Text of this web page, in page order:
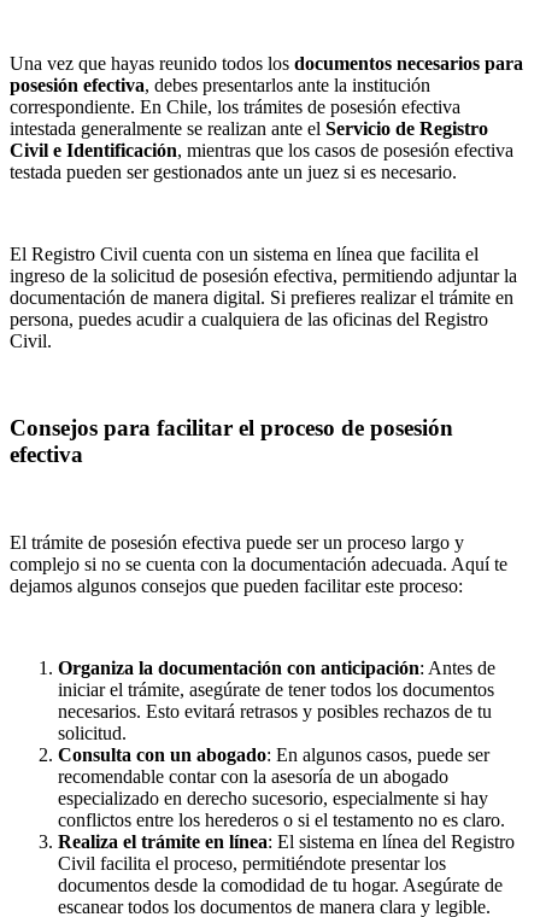
Una vez que hayas reunido todos los documentos necesarios para
posesión efectiva, debes presentarlos ante la institución
correspondiente. En Chile, los trámites de posesión efectiva
intestada generalmente se realizan ante el Servicio de Registro
Civil e Identificación, mientras que los casos de posesión efectiva
testada pueden ser gestionados ante un juez si es necesario.
El Registro Civil cuenta con un sistema en línea que facilita el
ingreso de la solicitud de posesión efectiva, permitiendo adjuntar la
documentación de manera digital. Si prefieres realizar el trámite en
persona, puedes acudir a cualquiera de las oficinas del Registro
Civil.
Consejos para facilitar el proceso de posesión
efectiva
El trámite de posesión efectiva puede ser un proceso largo y
complejo si no se cuenta con la documentación adecuada. Aquí te
dejamos algunos consejos que pueden facilitar este proceso:
Organiza la documentación con anticipación: Antes de
iniciar el trámite, asegúrate de tener todos los documentos
necesarios. Esto evitará retrasos y posibles rechazos de tu
solicitud.
Consulta con un abogado: En algunos casos, puede ser
recomendable contar con la asesoría de un abogado
especializado en derecho sucesorio, especialmente si hay
conflictos entre los herederos o si el testamento no es claro.
Realiza el trámite en línea: El sistema en línea del Registro
Civil facilita el proceso, permitiéndote presentar los
documentos desde la comodidad de tu hogar. Asegúrate de
escanear todos los documentos de manera clara y legible.